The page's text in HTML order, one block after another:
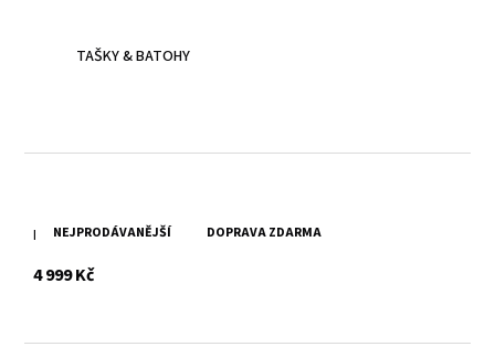
TAŠKY & BATOHY
NEJPRODÁVANĚJŠÍ DOPRAVA ZDARMA
Kožená dámská černá bunda MWXanna
4 999 Kčs DPH